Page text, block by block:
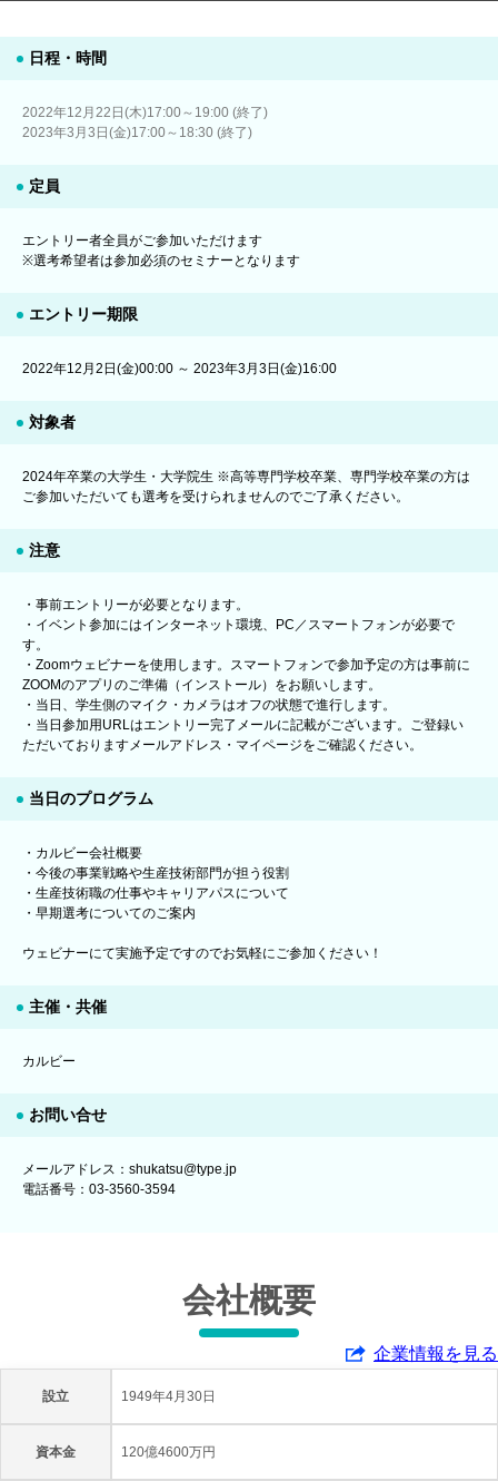
日程・時間
2022年12月22日(木)17:00～19:00 (終了)
2023年3月3日(金)17:00～18:30 (終了)
定員
エントリー者全員がご参加いただけます
※選考希望者は参加必須のセミナーとなります
エントリー期限
2022年12月2日(金)00:00 ～ 2023年3月3日(金)16:00
対象者
2024年卒業の大学生・大学院生 ※高等専門学校卒業、専門学校卒業の方は
ご参加いただいても選考を受けられませんのでご了承ください。
注意
・事前エントリーが必要となります。
・イベント参加にはインターネット環境、PC／スマートフォンが必要で
す。
・Zoomウェビナーを使用します。スマートフォンで参加予定の方は事前に
ZOOMのアプリのご準備（インストール）をお願いします。
・当日、学生側のマイク・カメラはオフの状態で進行します。
・当日参加用URLはエントリー完了メールに記載がございます。ご登録い
ただいておりますメールアドレス・マイページをご確認ください。
当日のプログラム
・カルビー会社概要
・今後の事業戦略や生産技術部門が担う役割
・生産技術職の仕事やキャリアパスについて
・早期選考についてのご案内
ウェビナーにて実施予定ですのでお気軽にご参加ください！
主催・共催
カルビー
お問い合せ
メールアドレス：shukatsu@type.jp
電話番号：03-3560-3594
会社概要
企業情報を見る
設立 1949年4月30日
資本金 120億4600万円